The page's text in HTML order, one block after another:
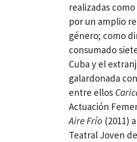
realizadas
por un amplio
género; como
consumado
Cuba y el
galardonada
entre ellos
Actuación
Aire Frío (2011)
Teatral Joven